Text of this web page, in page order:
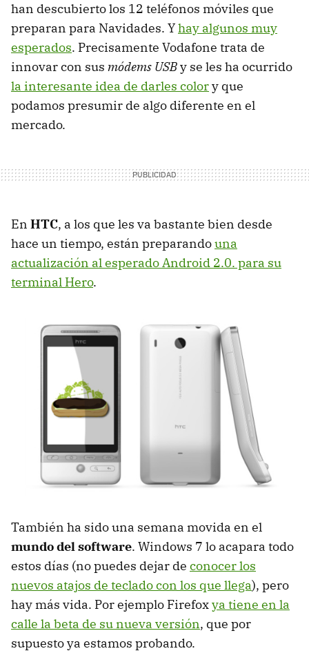
han descubierto los 12 teléfonos móviles que
preparan para Navidades. Yhay algunos muy
esperados. Precisamente Vodafone trata de
innovar con sus módems USBy se les ha ocurrido
la interesante idea de darles colory que
podamos presumir de algo diferente en el
mercado.
En HTC, a los que les va bastante bien desde
hace un tiempo, están preparandouna
actualización al esperado Android 2.0. para su
terminal Hero.
También ha sido una semana movida en el
mundo del software. Windows 7 lo acapara todo
estos días (no puedes dejar de conocer los
nuevos atajos de teclado con los que llega), pero
hay más vida. Por ejemplo Firefoxya tiene en la
calle la beta de su nueva versión, que por
supuesto ya estamos probando.